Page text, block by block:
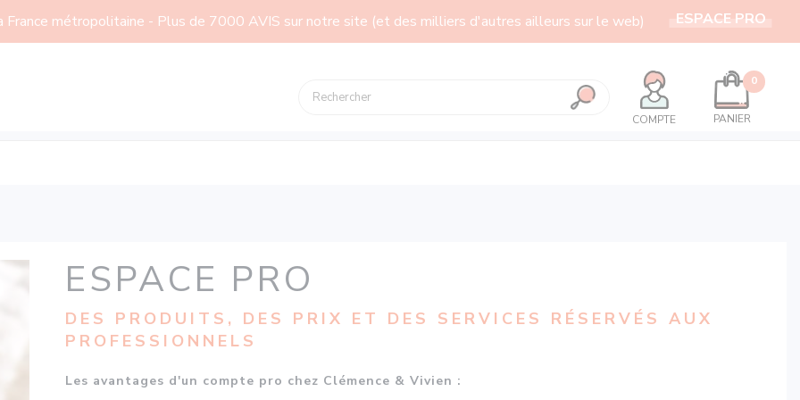
France métropolitaine - Plus de 7000 AVIS sur notre site (et des milliers d'autres ailleurs sur le web) ESPACE PRO
COMPTE PANIER
0
ESPACE PRO
DES PRODUITS, DES PRIX ET DES SERVICES RÉSERVÉS AUX
PROFESSIONNELS
Les avantages d'un compte pro chez Clémence & Vivien :